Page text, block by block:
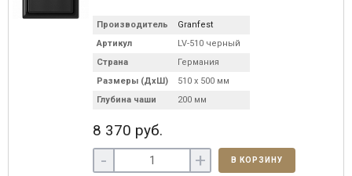
Производитель
Granfest
Артикул
LV-510 черный
Страна
Германия
Размеры (ДхШ)
510 х 500 мм
Глубина чаши
200 мм
8 370 руб.
- + В КОРЗИНУ